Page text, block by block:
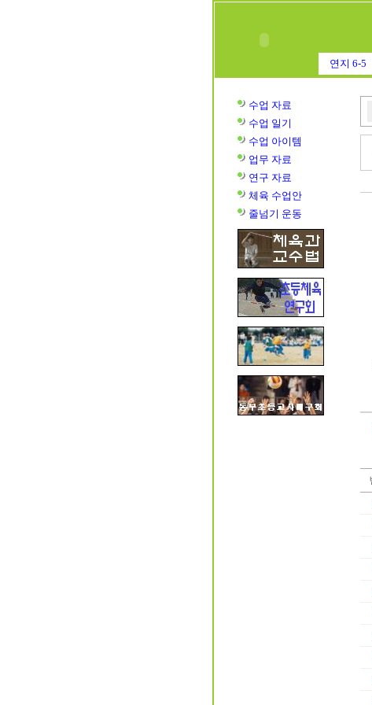
연지 6-5
수업 자료
수업 일기
수업 아이템
업무 자료
연구 자료
체육 수업안
줄넘기 운동